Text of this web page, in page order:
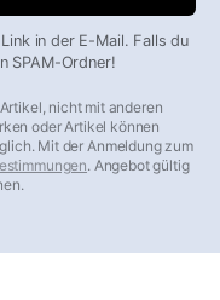
in der E-Mail. Falls du
SPAM-Ordner!
nicht mit anderen
oder Artikel können
Mit der Anmeldung zum
. Angebot gültig